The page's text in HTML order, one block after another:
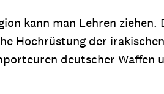
kann man Lehren
Hochrüstung der
deutscher Waffen